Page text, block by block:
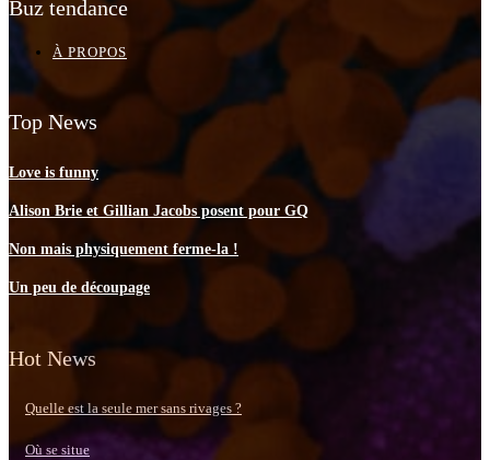
Buz tendance
À PROPOS
Top News
Love is funny
Alison Brie et Gillian Jacobs posent pour GQ
Non mais physiquement ferme-la !
Un peu de découpage
Hot News
Quelle est la seule mer sans rivages ?
Où se situe